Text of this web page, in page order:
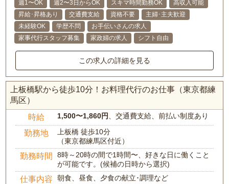
週1〜OK 週2〜3日からOK スキマ時間勤務OK
高収入可能
昇給･昇格あり
交通費支給 資格不要
主婦･主夫歓迎
未経験OK
学歴不問
お手伝いさんの求人
家事代行スタッフ募集
家政婦の求人 シフト自由
この求人の詳細を見る
上板橋駅から徒歩10分！お料理代行のお仕事（東京都練
馬区）
時給 1,500〜1,860円 、交通費支給、前払い制度あり
勤務地
上板橋 徒歩10分
（東京都練馬区付近）
勤務時間
8時～20時の間で1時間〜、好きな日に働くこと
が可能です。(候補の日時から選択)
仕事内容 朝食、昼食、夕食の献立･調理など